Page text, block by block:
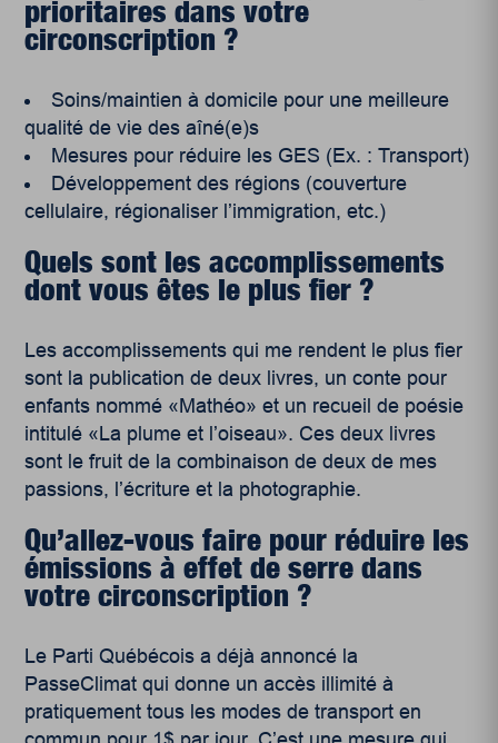
prioritaires dans votre
circonscription ?
Soins/maintien à domicile pour une meilleure
qualité de vie des aîné(e)s
Mesures pour réduire les GES (Ex. : Transport)
Développement des régions (couverture
cellulaire, régionaliser l’immigration, etc.)
Quels sont les accomplissements
dont vous êtes le plus fier ?
Les accomplissements qui me rendent le plus fier
sont la publication de deux livres, un conte pour
enfants nommé «Mathéo» et un recueil de poésie
intitulé «La plume et l’oiseau». Ces deux livres
sont le fruit de la combinaison de deux de mes
passions, l’écriture et la photographie.
Qu’allez-vous faire pour réduire les
émissions à effet de serre dans
votre circonscription ?
Le Parti Québécois a déjà annoncé la
PasseClimat qui donne un accès illimité à
pratiquement tous les modes de transport en